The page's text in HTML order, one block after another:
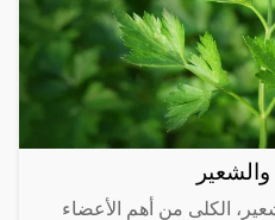
الكلى من أهم الأعضاء